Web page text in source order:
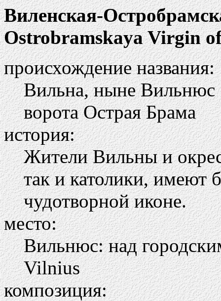
Виленская-
Ostrobramskaya Virgin
происхождение названия:
Вильна, ныне Вильнюс
ворота Острая Брама
история:
Жители Вильны и
так и католики, имеют
чудотворной иконе.
место:
Вильнюс: над
Vilnius
композиция: